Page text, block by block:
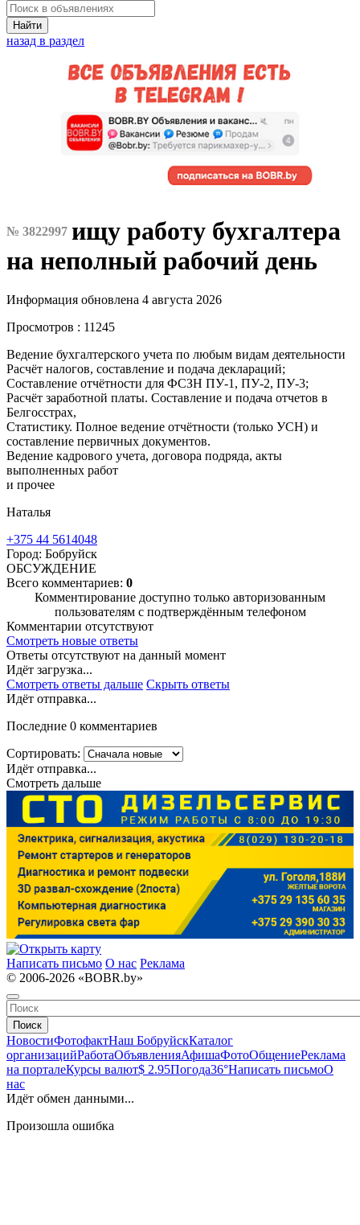
Найти
назад в раздел
№ 3822997 ищу работу бухгалтера
на неполный рабочий день
Информация обновлена 4 августа 2026
Просмотров : 11245
Ведение бухгалтерского учета по любым видам деятельности
Расчёт налогов, составление и подача деклараций;
Составление отчётности для ФСЗН ПУ-1, ПУ-2, ПУ-3;
Расчёт заработной платы. Составление и подача отчетов в
Белгосстрах,
Статистику. Полное ведение отчётности (только УСН) и
составление первичных документов.
Ведение кадрового учета, договора подряда, акты
выполненных работ
и прочее
Наталья
+375 44 5614048
Город: Бобруйск
ОБСУЖДЕНИЕ
Всего комментариев: 0
Комментирование доступно только авторизованным
пользователям с подтверждённым телефоном
Комментарии отсутствуют
Смотреть новые ответы
Ответы отсутствуют на данный момент
Идёт загрузка...
Смотреть ответы дальше Скрыть ответы
Идёт отправка...
Последние 0 комментариев
Сортировать:
Идёт отправка...
Смотреть дальше
Написать письмо О нас Реклама
© 2006-2026 «BOBR.by»
Поиск
НовостиФотофактНаш БобруйскКаталог
организацийРаботаОбъявленияАфишаФотоОбщениеРеклама
на порталеКурсы валют$ 2.95Погода36°Написать письмоО
нас
Идёт обмен данными...
Произошла ошибка